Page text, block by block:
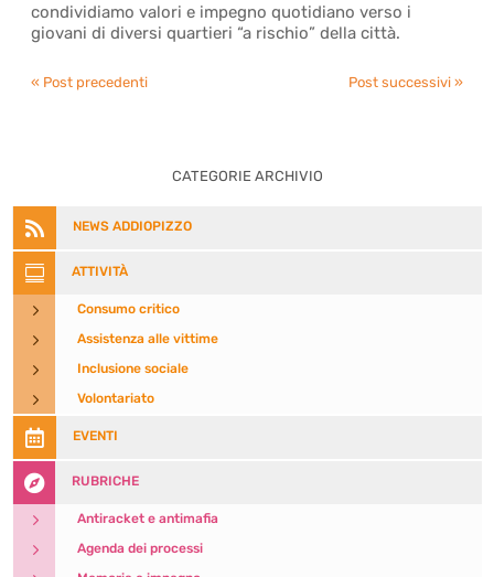
condividiamo valori e impegno quotidiano verso i
giovani di diversi quartieri “a rischio” della città.
« Post precedenti Post successivi »
CATEGORIE ARCHIVIO
 NEWS ADDIOPIZZO
 ATTIVITÀ
5 Consumo critico
5 Assistenza alle vittime
5 Inclusione sociale
5 Volontariato
 EVENTI
 RUBRICHE
5 Antiracket e antimafia
5 Agenda dei processi